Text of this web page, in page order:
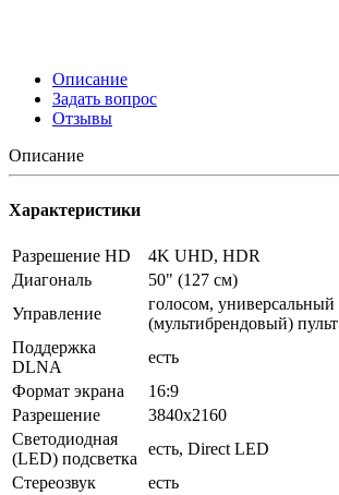
Описание
Задать вопрос
Отзывы
Описание
Характеристики
Разрешение HD
4K UHD, HDR
Диагональ
50" (127 см)
Управление
голосом, универсальный
(мультибрендовый) пульт
Поддержка
DLNA
есть
Формат экрана
16:9
Разрешение
3840x2160
Светодиодная
(LED) подсветка
есть, Direct LED
Стереозвук
есть